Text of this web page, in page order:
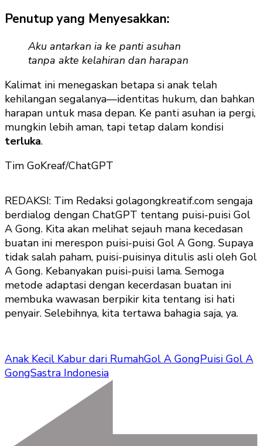
Penutup yang Menyesakkan:
Aku antarkan ia ke panti asuhan
tanpa akte kelahiran dan harapan
Kalimat ini menegaskan betapa si anak telah
kehilangan segalanya—identitas hukum, dan bahkan
harapan untuk masa depan. Ke panti asuhan ia pergi,
mungkin lebih aman, tapi tetap dalam kondisi
terluka.
Tim GoKreaf/ChatGPT
REDAKSI: Tim Redaksi golagongkreatif.com sengaja
berdialog dengan ChatGPT tentang puisi-puisi Gol
A Gong. Kita akan melihat sejauh mana kecedasan
buatan ini merespon puisi-puisi Gol A Gong. Supaya
tidak salah paham, puisi-puisinya ditulis asli oleh Gol
A Gong. Kebanyakan puisi-puisi lama. Semoga
metode adaptasi dengan kecerdasan buatan ini
membuka wawasan berpikir kita tentang isi hati
penyair. Selebihnya, kita tertawa bahagia saja, ya.
Anak Kecil Kabur dari RumahGol A GongPuisi Gol A
GongSastra Indonesia